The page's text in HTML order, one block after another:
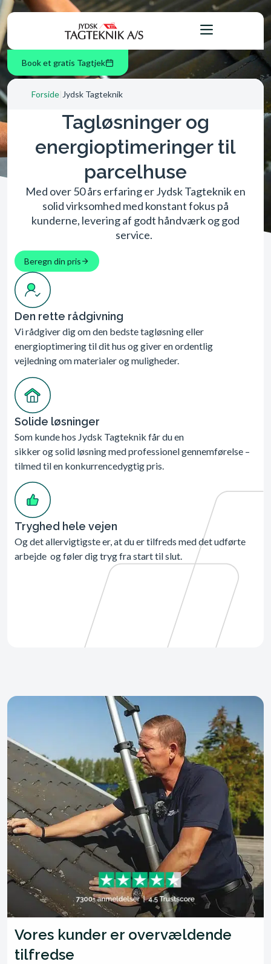
Book et gratis Tagtjek
Forside Jydsk Tagteknik
Tagløsninger og
energioptimeringer til
parcelhuse
Med over 50 års erfaring er Jydsk Tagteknik en
solid virksomhed med konstant fokus på
kunderne, levering af godt håndværk og god
service.
Beregn din pris
Den rette rådgivning
Vi rådgiver dig om den bedste tagløsning eller
energioptimering til dit hus og giver en ordentlig
vejledning om materialer og muligheder.
Solide løsninger
Som kunde hos Jydsk Tagteknik får du en
sikker og solid løsning med professionel gennemførelse –
tilmed til en konkurrencedygtig pris.
Tryghed hele vejen
Og det allervigtigste er, at du er tilfreds med det udførte
arbejde og føler dig tryg fra start til slut.
Vores kunder er overvældende
tilfredse